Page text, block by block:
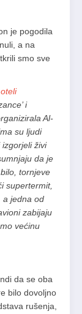
je pogodila
a na
smo sve
i
Al-
su ljudi
živi
da je
tornjeve
supertermit,
a jedna od
zabijaju
većinu
da se oba
bilo dovoljno
rušenja,